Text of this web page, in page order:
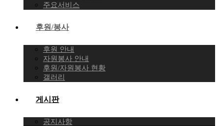
주요서비스
후원/봉사
후원 안내
자원봉사 안내
후원/자원봉사 현황
갤러리
게시판
공지사항